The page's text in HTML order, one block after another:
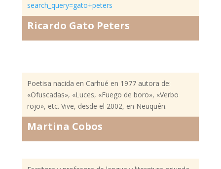
search_query=gato+peters
Ricardo Gato Peters
Poetisa nacida en Carhué en 1977 autora de:
«Ofuscadas», «Luces, «Fuego de boro», «Verbo
rojo», etc. Vive, desde el 2002, en Neuquén.
Martina Cobos